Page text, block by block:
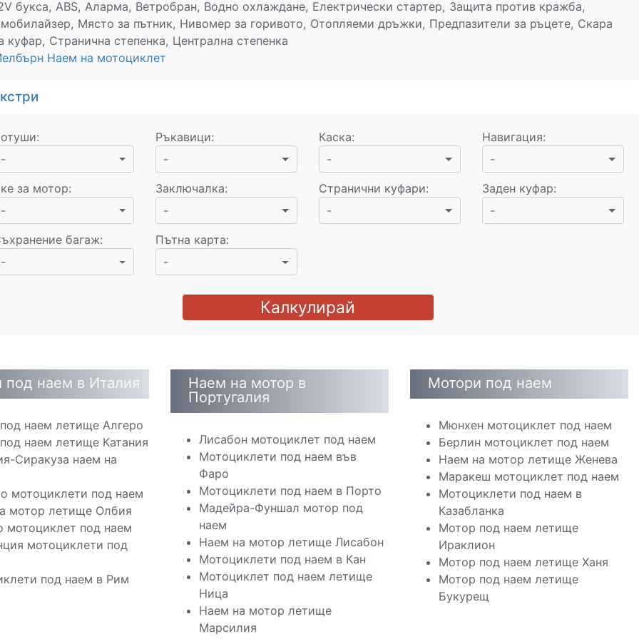
букса, ABS, Аларма, Ветробран, Водно охлаждане, Електрически стартер, Защита против кражба,
Място за пътник, Нивомер за горивото, Отопляеми дръжки, Предпазители за ръцете, Скара
куфар, Странична степенка, Централна степенка
Наем на мотоциклет
:
-
Ръкавици:
-
Каска:
-
Навигация:
-
за мотор:
-
Заключалка:
-
Странични куфари:
-
Заден куфар:
-
багаж:
-
Пътна карта:
-
Калкулирай
под наем в Италия
наем летище Алгеро
наем летище Катания
Сиракуза наем на
мотоциклети под наем
мотор летище Олбия
мотоциклет под наем
мотоциклети под
под наем в Рим
Наем на мотор в
Португалия
Лисабон мотоциклет под наем
Мотоциклети под наем във
Фаро
Мотоциклети под наем в Порто
Мадейра-Фуншал мотор под
наем
Наем на мотор летище Лисабон
Мотоциклети под наем в Кан
Мотоциклет под наем летище
Ница
Наем на мотор летище
Марсилия
Мотори под наем
Мюнхен мотоциклет под наем
Берлин мотоциклет под наем
Наем на мотор летище Женева
Маракеш мотоциклет под наем
Мотоциклети под наем в
Казабланка
Мотор под наем летище
Ираклион
Мотор под наем летище Ханя
Мотор под наем летище
Букурещ